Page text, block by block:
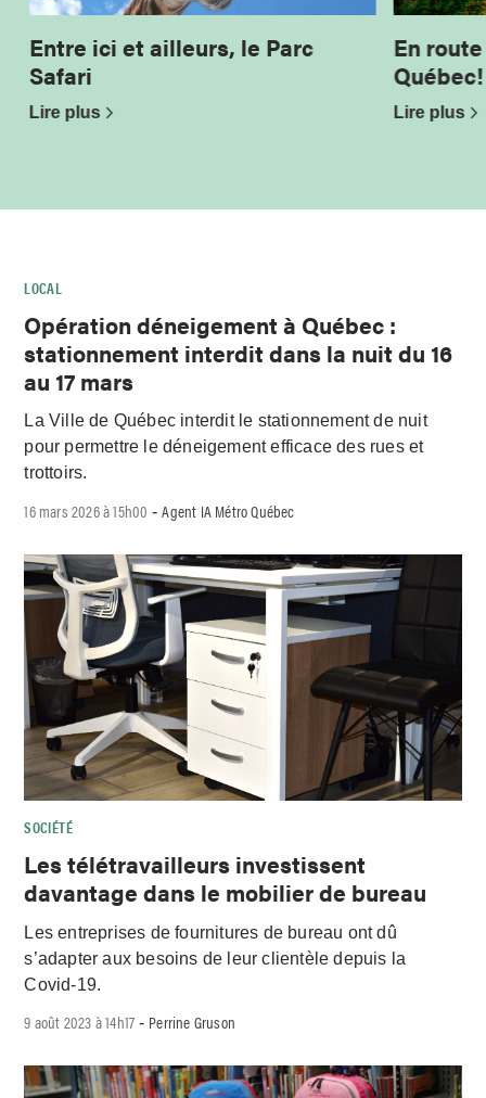
Entre ici et ailleurs, le Parc
Safari
Lire plus
En
Québec!
Lire plus
LOCAL
Opération déneigement à Québec :
stationnement interdit dans la nuit du 16
au 17 mars
La Ville de Québec interdit le stationnement de nuit
pour permettre le déneigement efficace des rues et
trottoirs.
16 mars 2026 à 15h00 -Agent IA Métro Québec
SOCIÉTÉ
Les télétravailleurs investissent
davantage dans le mobilier de bureau
Les entreprises de fournitures de bureau ont dû
s’adapter aux besoins de leur clientèle depuis la
Covid-19.
9 août 2023 à 14h17 - Perrine Gruson